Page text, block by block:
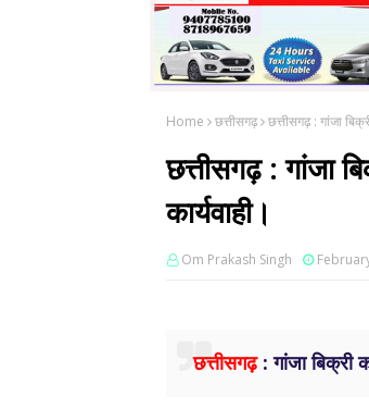
Home छत्तीसगढ़ छत्तीसगढ़ : गांजा
छत्तीसगढ़ : गांजा
कार्यवाही।
Om Prakash Singh
छत्तीसगढ़ : गांजा बिक्री